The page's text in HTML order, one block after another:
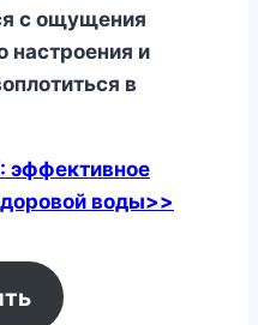
с ощущения
настроения и
в
эффективное
воды>>